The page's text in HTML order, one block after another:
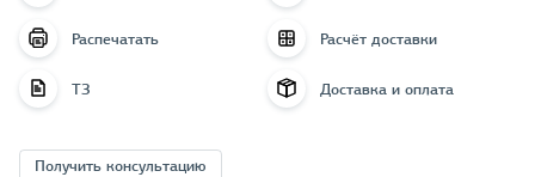
Распечатать Расчёт доставки
ТЗ Доставка и оплата
Получить консультацию